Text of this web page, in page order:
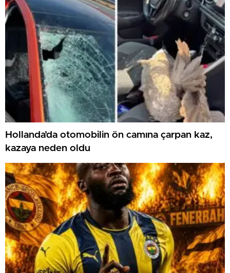
Hollanda’da otomobilin ön camına çarpan kaz,
kazaya neden oldu